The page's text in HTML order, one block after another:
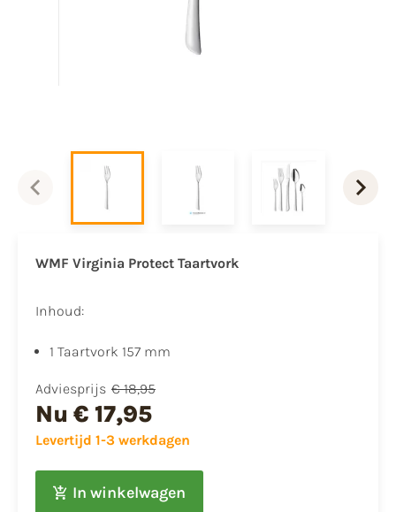
WMF Virginia Protect Taartvork
Inhoud:
1 Taartvork 157 mm
Adviesprijs € 18,95
Nu € 17,95
Levertijd 1-3 werkdagen
In winkelwagen